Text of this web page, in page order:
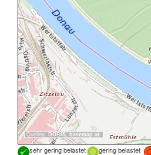
Quellen: DORIS, basemap.at
sehr gering belastet gering belastet